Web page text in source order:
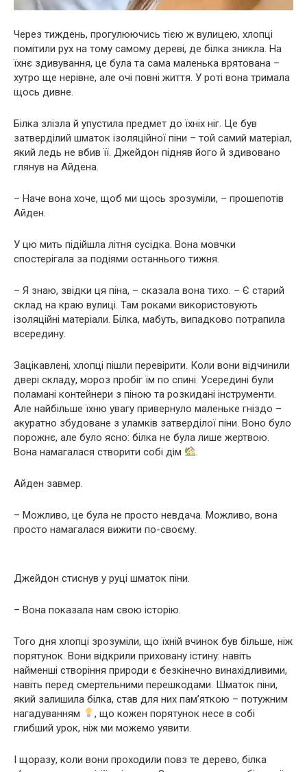
Через тиждень, прогулюючись тією ж вулицею, хлопці
помітили рух на тому самому дереві, де білка зникла. На
їхнє здивування, це була та сама маленька врятована –
хутро ще нерівне, але очі повні життя. У роті вона тримала
щось дивне.
Білка злізла й упустила предмет до їхніх ніг. Це був
затверділий шматок ізоляційної піни – той самий матеріал,
який ледь не вбив її. Джейдон підняв його й здивовано
глянув на Айдена.
– Наче вона хоче, щоб ми щось зрозуміли, – прошепотів
Айден.
У цю мить підійшла літня сусідка. Вона мовчки
спостерігала за подіями останнього тижня.
– Я знаю, звідки ця піна, – сказала вона тихо. – Є старий
склад на краю вулиці. Там роками використовують
ізоляційні матеріали. Білка, мабуть, випадково потрапила
всередину.
Зацікавлені, хлопці пішли перевірити. Коли вони відчинили
двері складу, мороз пробіг їм по спині. Усередині були
поламані контейнери з піною та розкидані інструменти.
Але найбільше їхню увагу привернуло маленьке гніздо –
акуратно збудоване з уламків затверділої піни. Воно було
порожнє, але було ясно: білка не була лише жертвою.
Вона намагалася створити собі дім
.
Айден завмер.
– Можливо, це була не просто невдача. Можливо, вона
просто намагалася вижити по-своєму.
Джейдон стиснув у руці шматок піни.
– Вона показала нам свою історію.
Того дня хлопці зрозуміли, що їхній вчинок був більше, ніж
порятунок. Вони відкрили приховану істину: навіть
найменші створіння природи є безкінечно винахідливими,
навіть перед смертельними перешкодами. Шматок піни,
який залишила білка, став для них пам’яткою – потужним
нагадуванням
, що кожен порятунок несе в собі
глибший урок, ніж ми можемо уявити.
І щоразу, коли вони проходили повз те дерево, білка